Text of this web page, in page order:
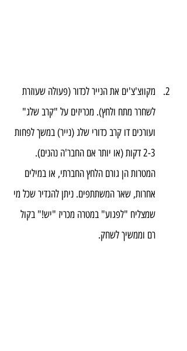
מקווצ'צ'ים את הנייר לכדור (פעולה שעוזרת
לשחרר מתח ולחץ). מכריזים על "קרב שלג"
ועורכים דו קרב כדורי שלג (נייר) במשך לפחות
2-3 דקות (או יותר אם החבר'ה נהנים).
המטרות הן גורם הלחץ החברתי, או במילים
אחרות, שאר המשתתפים. ניתן להגדיר שכל מי
שמצליח "לפגוע" במטרה מכריז "יש!" בקול
רם וממשיך לשחק.